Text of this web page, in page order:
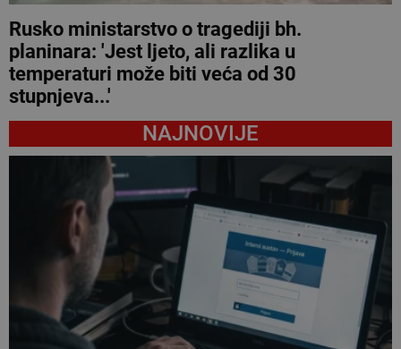
Rusko ministarstvo o tragediji bh.
planinara: 'Jest ljeto, ali razlika u
temperaturi može biti veća od 30
stupnjeva...'
NAJNOVIJE